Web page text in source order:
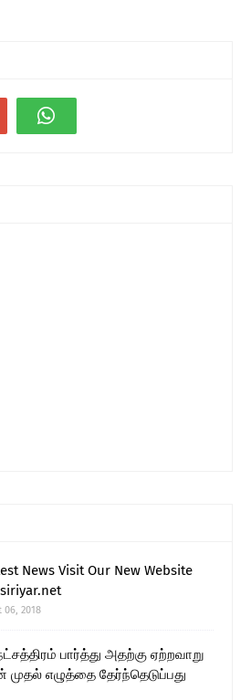
News Visit Our New Website
06, 2018
நட்சத்திரம் பார்த்து அதற்கு ஏற்றவாறு
முதல் எழுத்தை தேர்ந்தெடுப்பது